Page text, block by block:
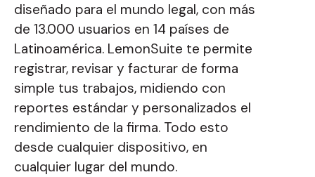
diseñado para el mundo legal, con más
de 13.000 usuarios en 14 países de
Latinoamérica. LemonSuite te permite
registrar, revisar y facturar de forma
simple tus trabajos, midiendo con
reportes estándar y personalizados el
rendimiento de la firma. Todo esto
desde cualquier dispositivo, en
cualquier lugar del mundo.